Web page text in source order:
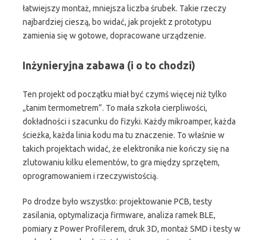
łatwiejszy montaż, mniejsza liczba śrubek. Takie rzeczy
najbardziej cieszą, bo widać, jak projekt z prototypu
zamienia się w gotowe, dopracowane urządzenie.
Inżynieryjna zabawa (i o to chodzi)
Ten projekt od początku miał być czymś więcej niż tylko
„tanim termometrem”. To mała szkoła cierpliwości,
dokładności i szacunku do fizyki. Każdy mikroamper, każda
ścieżka, każda linia kodu ma tu znaczenie. To właśnie w
takich projektach widać, że elektronika nie kończy się na
zlutowaniu kilku elementów, to gra między sprzętem,
oprogramowaniem i rzeczywistością.
Po drodze było wszystko: projektowanie PCB, testy
zasilania, optymalizacja firmware, analiza ramek BLE,
pomiary z Power Profilerem, druk 3D, montaż SMD i testy w